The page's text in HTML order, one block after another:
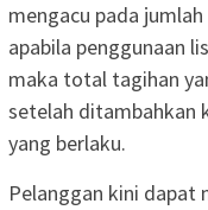
mengacu pada
apabila penggunaan
maka total tagihan
setelah ditambahkan
yang berlaku.
Pelanggan kini dapat